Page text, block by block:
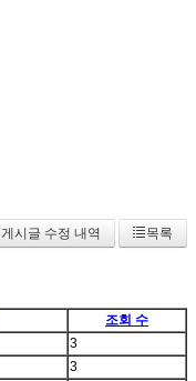
게시글 수정 내역 목록
조회 수
3
3